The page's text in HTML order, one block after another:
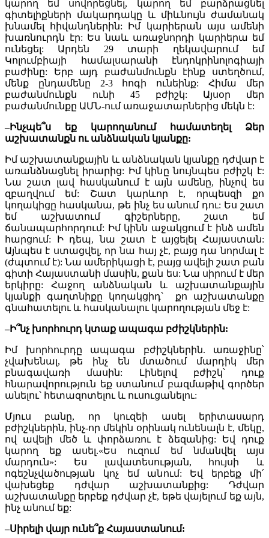
կարող եմ սովորեցնել, կարող եմ բարձրացնել
գիտելիքների մակարդակը և միևնույն ժամանակ
խնամել հիվանդներին: Իմ կարիերան այս ամենի
խառնուրդն էր: Ես նաև առաջնորդի կարիերա եմ
ունեցել: Արդեն 29 տարի ղեկավարում եմ
Կոլումբիայի համալսարանի էնդոկրինոլոգիայի
բաժինը: Երբ այդ բաժանմունքն էինք ստեղծում,
մենք ընդամենը 2-3 հոգի ունեինք: Հիմա մեր
բաժանմունքն ունի 45 բժիշկ: Այսօր մեր
բաժանմունքը ԱՄՆ-ում առաջատարներից մեկն է:
–Ինչպե՞ս եք կարողանում համատեղել Ձեր
աշխատանքն ու անձնական կյանքը:
Իմ աշխատանքային և անձնական կյանքը դժվար է
առանձնացնել իրարից: Իմ կինը նույնպես բժիշկ է:
Նա շատ լավ հասկանում է այն ամենը, ինչով ես
զբաղվում եմ: Շատ կարևոր է, որպեսզի քո
կողակիցը հասկանա, թե ինչ ես անում դու: Ես շատ
եմ աշխատում գիշերները, շատ եմ
ճանապարհորդում: Իմ կինն աջակցում է ինձ ամեն
հարցում: Ի դեպ, նա շատ է այցելել Հայաստան:
Այնպես է ստացվել, որ նա հայ չէ, բայց դա նորմալ է
(ժպտում է): Նա ամերիկացի է, բայց ավելի շատ բան
գիտի Հայաստանի մասին, քան ես: Նա սիրում է մեր
երկիրը: Հաջող անձնական և աշխատանքային
կյանքի գաղտնիքը կողակցիդ՝ քո աշխատանքը
գնահատելու և հասկանալու կարողության մեջ է:
–Ի՞նչ խորհուրդ կտաք ապագա բժիշկներին:
Իմ խորհուրդը ապագա բժիշկներին. առաջինը՝
չվախենալ, թե ինչ են մտածում մարդիկ մեր
բնագավառի մասին: Լինելով բժիշկ՝ դուք
հնարավորություն եք ստանում բազմաթիվ գործեր
անելու՝ հետազոտելու և ուսուցանելու:
Մյուս բանը, որ կուզեի ասել երիտասարդ
բժիշկներին, ինչ-որ մեկին օրինակ ունենալն է, մեկը,
ով ավելի մեծ և փորձառու է ձեզանից: Եվ դուք
կարող եք ասել.«Ես ուզում եմ նմանվել այս
մարդուն»: Ես լավատեսության, հույսի և
ոգեշնչվածության կոչ եմ անում: Եվ երբեք մի՛
վախեցեք դժվար աշխատանքից: Դժվար
աշխատանքը երբեք դժվար չէ, եթե վայելում եք այն,
ինչ անում եք:
–Սիրելի վայր ունե՞ք Հայաստանում: